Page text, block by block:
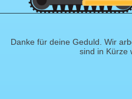
Danke für deine Geduld. Wir
sind in Kürze